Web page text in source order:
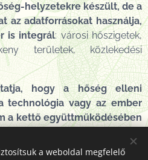
helyzetekre készült, de a
az adatforrásokat használja,
is integrál: városi hőszigetek,
területek, közlekedési
hogy a hőség elleni
technológia vagy az ember
a kettő együttműködésében
- Safegreen -
a weboldal megfelelő